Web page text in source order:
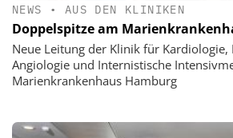
NEWS • AUS DEN KLINIKEN
Doppelspitze am
Neue Leitung der Klinik für Kardiologie,
Angiologie und Internistische
Marienkrankenhaus Hamburg